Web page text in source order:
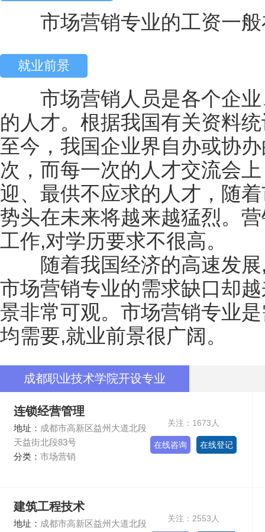
市场营销专业的工资一般
就业前景
市场营销人员是各个企业
的人才。根据我国有关资料
至今，我国企业界自办或协
次，而每一次的人才交流会
迎、最供不应求的人才，随
势头在未来将越来越猛烈。
工作,对学历要求不很高。
随着我国经济的高速发展,
市场营销专业的需求缺口却
景非常可观。市场营销专业
均需要,就业前景很广阔。
成都职业技术学院开设专业
连锁经营管理
地址： 成都市高新区益州大道北段
天益街北段83号
分类： 市场营销
关注：1673人
在线咨询 在线登记
建筑工程技术
地址： 成都市高新区益州大道北段
关注：2553人